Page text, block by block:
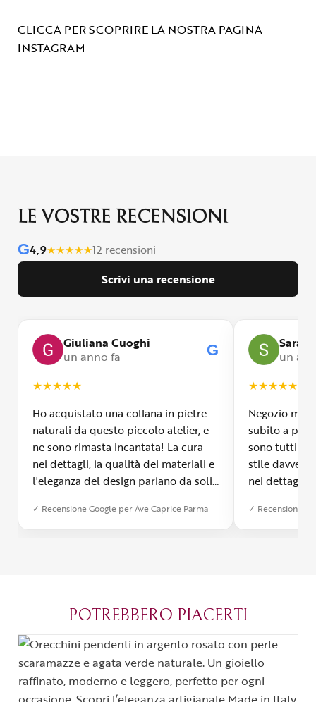
CLICCA PER SCOPRIRE LA NOSTRA PAGINA
INSTAGRAM
LE VOSTRE RECENSIONI
G4,9★★★★★12 recensioni
Scrivi una recensione
Giuliana Cuoghi
un anno fa
G
★★★★★
Ho acquistato una collana in pietre
naturali da questo piccolo atelier, e
ne sono rimasta incantata! La cura
nei dettagli, la qualità dei materiali e
l'eleganza del design parlano da soli.
stato impeccabile: veloce, preciso e
✓ Recensione Google per Ave Caprice Parma
Sara
un
★★★★★
Negozio
subito a
sono tutti
stile davvero
nei dettagli,
qualità e si
✓ Recensione
POTREBBERO PIACERTI